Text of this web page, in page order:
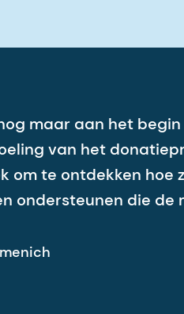
maar aan het
van het
om te ontdekken
ondersteunen die de